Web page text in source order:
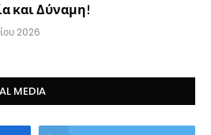
και Δύναμη!
2026
MEDIA